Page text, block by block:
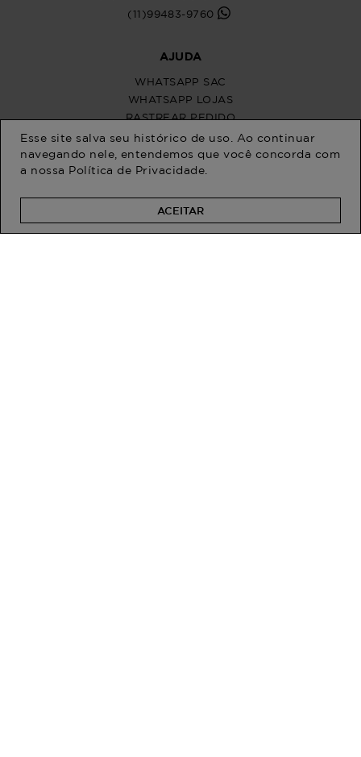
Esse site salva seu histórico de uso. Ao continuar
navegando nele, entendemos que você concorda com
a nossa Política de Privacidade
ACEITAR